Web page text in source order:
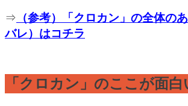
⇒ （参考）「クロカン」の全体の
バレ）はコチラ
「クロカン」のここが面白